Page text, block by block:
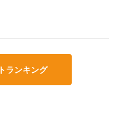
ランキング